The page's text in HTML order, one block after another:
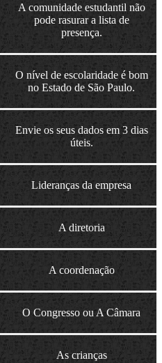
A comunidade estudantil não
pode rasurar a lista de
presença.
O nível de escolaridade é bom
no Estado de São Paulo.
Envie os seus dados em 3 dias
úteis.
Lideranças da empresa
A diretoria
A coordenação
O Congresso ou A Câmara
As crianças